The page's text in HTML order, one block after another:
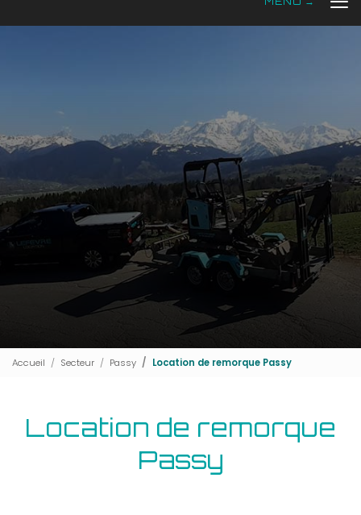
Accueil Secteur Passy Location de remorque Passy
Location de remorque
Passy